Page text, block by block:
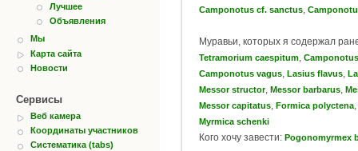
Лучшее
Объявления
Мы
Карта сайта
Новости
Сервисы
Веб камера
Координаты участников
Систематика (tabs)
Camponotus cf. sanctus
Муравьи, которых я содержал
Tetramorium caespitum
Camponotus vagus Lasius flavus
Messor structor, Messor barbarus
Messor capitatus Formica polyctena
Myrmica schenki
Кого хочу завести: Pogonomyrmex